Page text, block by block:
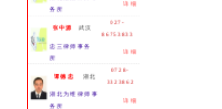
务所
张中源 武汉
027-
86753833
忠三律师事务
所
详细
谭德忠 湖北
0728-
3323862
湖北为维律师事
务所
详细